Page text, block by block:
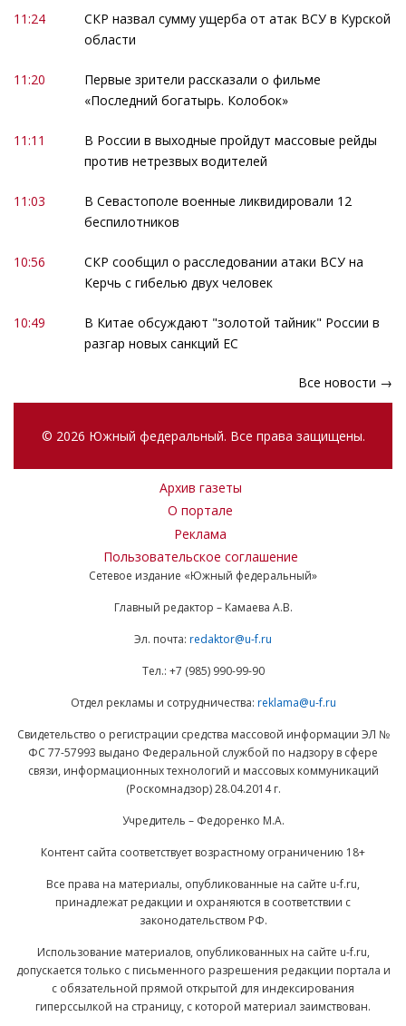
11:24
СКР назвал сумму ущерба от атак ВСУ в Курской
области
11:20
Первые зрители рассказали о фильме
«Последний богатырь. Колобок»
11:11
В России в выходные пройдут массовые рейды
против нетрезвых водителей
11:03
В Севастополе военные ликвидировали 12
беспилотников
10:56
СКР сообщил о расследовании атаки ВСУ на
Керчь с гибелью двух человек
10:49
В Китае обсуждают "золотой тайник" России в
разгар новых санкций ЕС
Все новости →
© 2026 Южный федеральный. Все права защищены.
Архив газеты
О портале
Реклама
Пользовательское соглашение
Сетевое издание «Южный федеральный»
Главный редактор – Камаева А.В.
Эл. почта: redaktor@u-f.ru
Тел.: +7 (985) 990-99-90
Отдел рекламы и сотрудничества: reklama@u-f.ru
Свидетельство о регистрации средства массовой информации ЭЛ №
ФС 77-57993 выдано Федеральной службой по надзору в сфере
связи, информационных технологий и массовых коммуникаций
(Роскомнадзор) 28.04.2014 г.
Учредитель – Федоренко М.А.
Контент сайта соответствует возрастному ограничению 18+
Все права на материалы, опубликованные на сайте u-f.ru,
принадлежат редакции и охраняются в соответствии с
законодательством РФ.
Использование материалов, опубликованных на сайте u-f.ru,
допускается только с письменного разрешения редакции портала и
с обязательной прямой открытой для индексирования
гиперссылкой на страницу, с которой материал заимствован.